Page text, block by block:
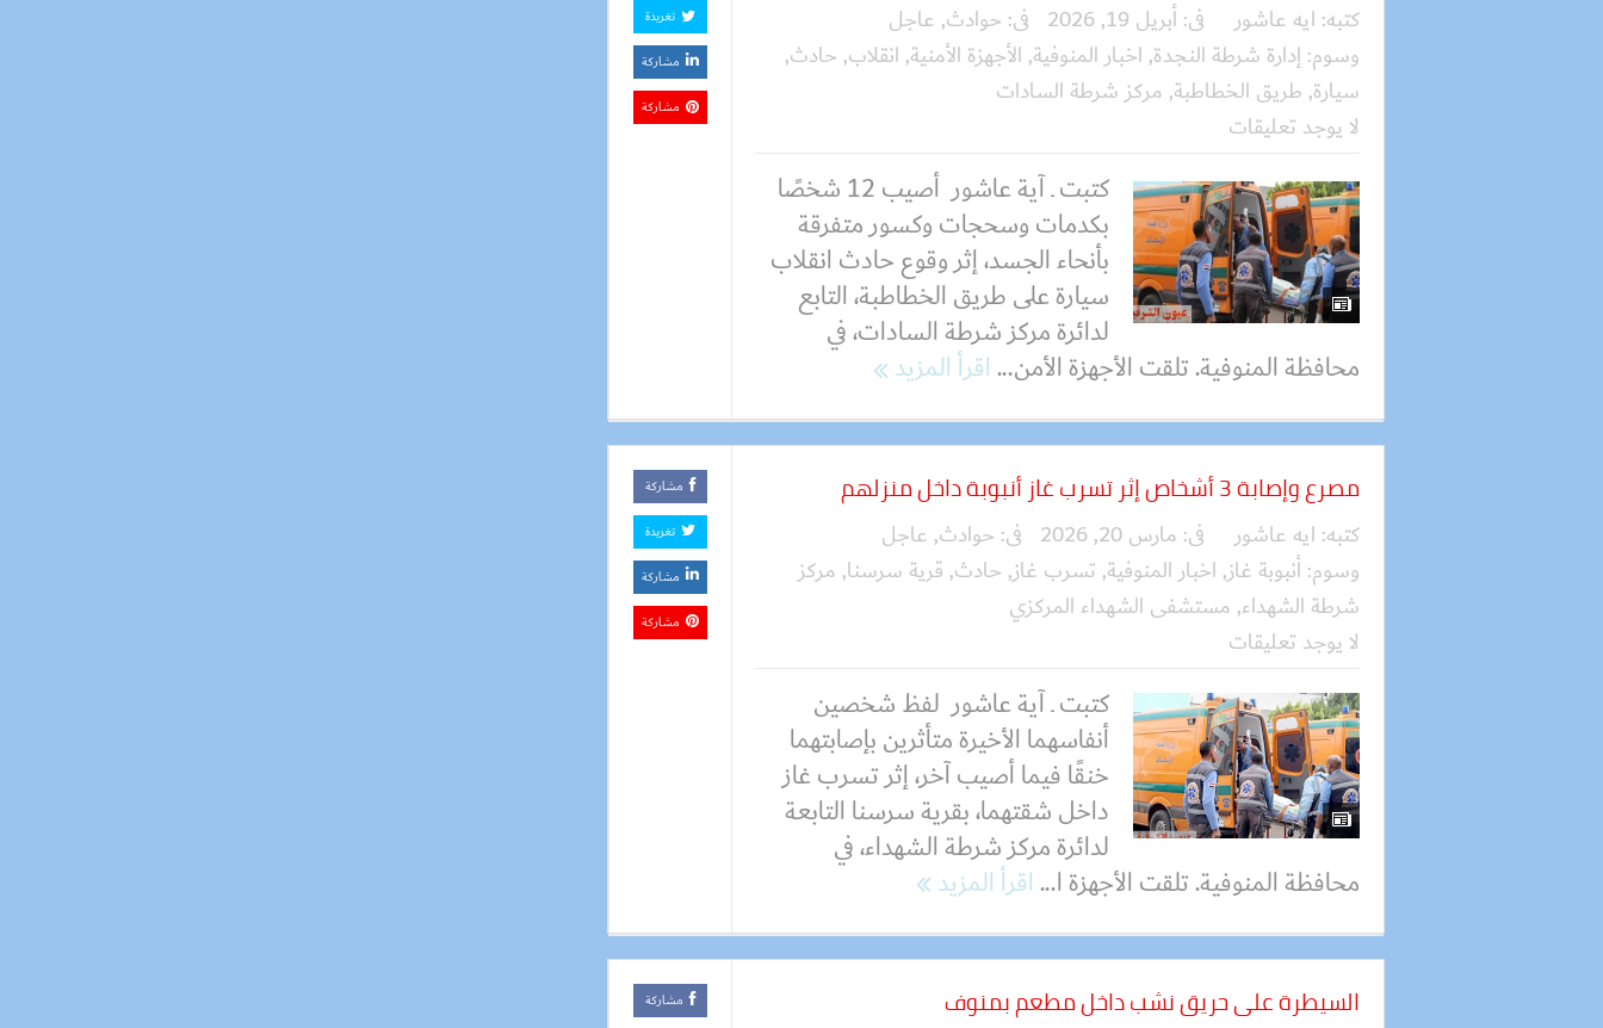
كتبه: ايه عاشور فى:أبريل 19, 2026 فى: حوادث, عاجل
وسوم:إدارة شرطة النجدة, اخبار المنوفية, الأجهزة الأمنية, انقلاب, حادث,
سيارة, طريق الخطاطبة, مركز شرطة السادات
لا يوجد تعليقات
كتبت ـ آية عاشور أصيب 12 شخصًا
بكدمات وسحجات وكسور متفرقة
بأنحاء الجسد، إثر وقوع حادث انقلاب
سيارة على طريق الخطاطبة، التابع
لدائرة مركز شرطة السادات، في
محافظة المنوفية. تلقت الأجهزة الأمن...اقرأ المزيد
تغريدة
مشاركة
مشاركة
مصرع وإصابة 3 أشخاص إثر تسرب غاز أنبوبة داخل منزلهم
كتبه: ايه عاشور فى: مارس 20, 2026 فى: حوادث, عاجل
وسوم:أنبوبة غاز, اخبار المنوفية, تسرب غاز, حادث, قرية سرسنا, مركز
شرطة الشهداء, مستشفى الشهداء المركزي
لا يوجد تعليقات
كتبت ـ آية عاشور لفظ شخصين
أنفاسهما الأخيرة متأثرين بإصابتهما
خنقًا فيما أصيب آخر، إثر تسرب غاز
داخل شقتهما، بقرية سرسنا التابعة
لدائرة مركز شرطة الشهداء، في
محافظة المنوفية. تلقت الأجهزة ا...اقرأ المزيد
مشاركة
تغريدة
مشاركة
مشاركة
السيطرة على حريق نشب داخل مطعم بمنوف مشاركة